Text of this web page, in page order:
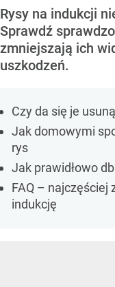
Rysy na indukcji
Sprawdź
zmniejszają ich
uszkodzeń.
Czy da się je
Jak domowymi
rys
Jak prawidłowo
FAQ – najczęściej
indukcję